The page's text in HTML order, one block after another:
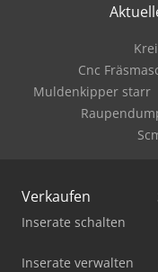
Cnc
Muldenkipper starr
Verkaufen
Inserate schalten
Inserate verwalten